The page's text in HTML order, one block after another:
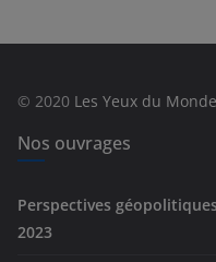
e
s
© 2020 Les Yeux du Monde
Nos ouvrages
Perspectives
2023